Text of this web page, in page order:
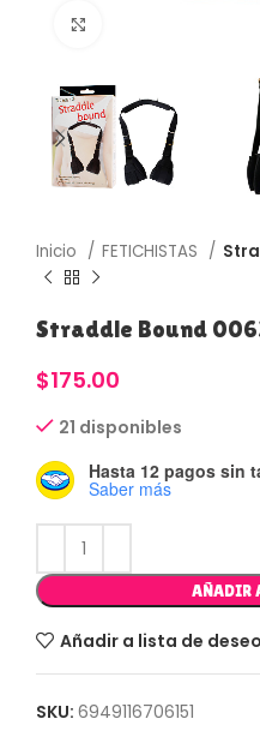
Inicio FETICHISTAS
Straddle Bound
$175.00
21 disponibles
Hasta 12 pagos sin
Saber más
AÑADIR
Añadir a lista de
SKU: 6949116706151